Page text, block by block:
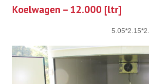
Koelwagen – 12.000 [ltr]